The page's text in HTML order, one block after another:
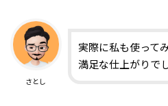
さとし
実際に私も使って
満足な仕上がりで